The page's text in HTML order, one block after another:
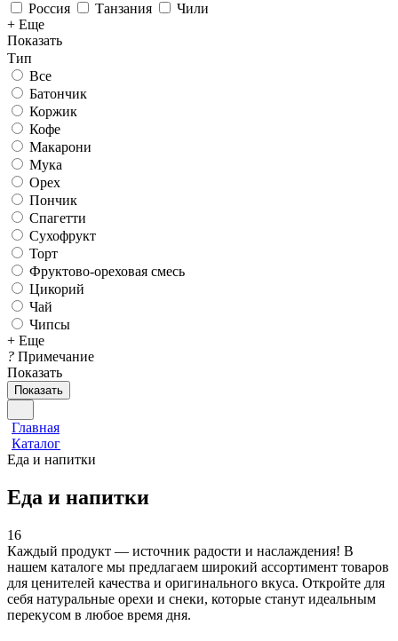
Россия
Танзания
Чили
+ Еще
Показать
Тип
Все
Батончик
Коржик
Кофе
Макарони
Мука
Орех
Пончик
Спагетти
Сухофрукт
Торт
Фруктово-ореховая смесь
Цикорий
Чай
Чипсы
+ Еще
? Примечание
Показать
Показать
Главная
Каталог
Еда и напитки
Еда и напитки
16
Каждый продукт — источник радости и наслаждения! В
нашем каталоге мы предлагаем широкий ассортимент товаров
для ценителей качества и оригинального вкуса. Откройте для
себя натуральные орехи и снеки, которые станут идеальным
перекусом в любое время дня.